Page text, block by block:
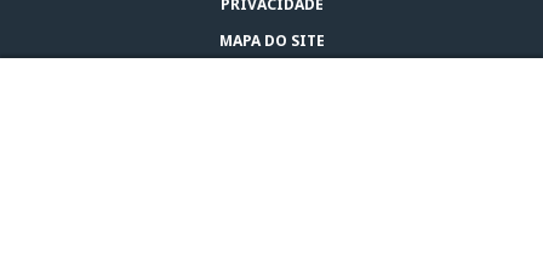
PRIVACIDADE
MAPA DO SITE